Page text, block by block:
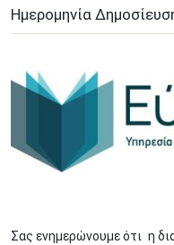
Ημερομηνία
Σας ενημερώνουμε ότι η